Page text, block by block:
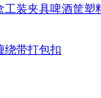
工装夹具啤酒筐塑
绕带打包扣